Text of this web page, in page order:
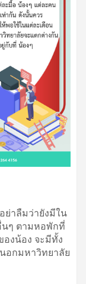
าลืมว่ายังมีใน
นๆ ตามหอพักที่
งน้อง จะมีทั้ง
อกมหาวิทยาลัย